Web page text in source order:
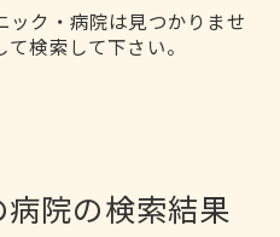
ク・病院は見つかりませ
検索して下さい。
院の検索結果